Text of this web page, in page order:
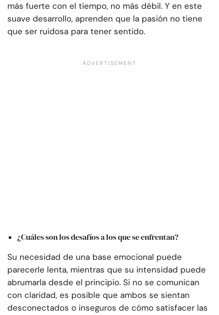
más fuerte con el tiempo, no más débil. Y en este
suave desarrollo, aprenden que la pasión no tiene
que ser ruidosa para tener sentido.
¿Cuáles son los desafíos a los que se enfrentan?
Su necesidad de una base emocional puede
parecerle lenta, mientras que su intensidad puede
abrumarla desde el principio. Si no se comunican
con claridad, es posible que ambos se sientan
desconectados o inseguros de cómo satisfacer las